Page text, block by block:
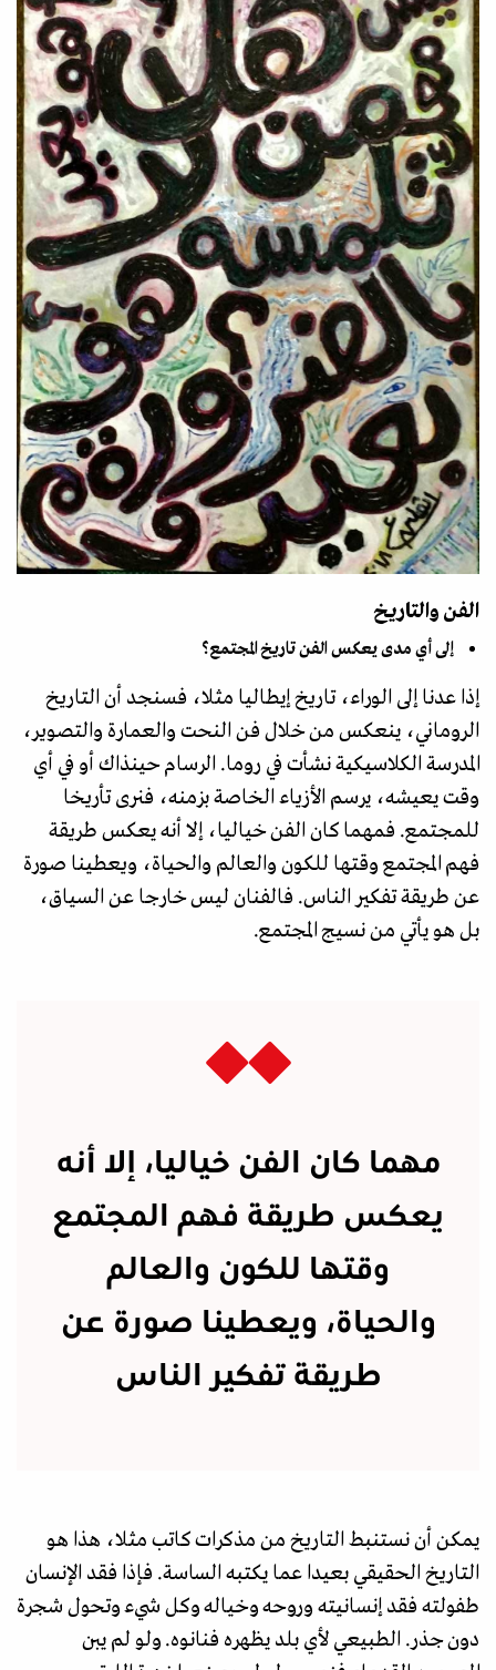
الفن والتاريخ
إلى أي مدى يعكس الفن تاريخ المجتمع؟
إذا عدنا إلى الوراء، تاريخ إيطاليا مثلا، فسنجد أن التاريخ
الروماني، ينعكس من خلال فن النحت والعمارة والتصوير،
المدرسة الكلاسيكية نشأت في روما. الرسام حينذاك أو في أي
وقت يعيشه، يرسم الأزياء الخاصة بزمنه، فنرى تأريخا
للمجتمع. فمهما كان الفن خياليا، إلا أنه يعكس طريقة
فهم المجتمع وقتها للكون والعالم والحياة، ويعطينا صورة
عن طريقة تفكير الناس. فالفنان ليس خارجا عن السياق،
بل هو يأتي من نسيج المجتمع.
مهما كان الفن خياليا، إلا أنه
يعكس طريقة فهم المجتمع
وقتها للكون والعالم
والحياة، ويعطينا صورة عن
طريقة تفكير الناس
يمكن أن نستنبط التاريخ من مذكرات كاتب مثلا، هذا هو
التاريخ الحقيقي بعيدا عما يكتبه الساسة. فإذا فقد الإنسان
طفولته فقد إنسانيته وروحه وخياله وكل شيء وتحول شجرة
دون جذر. الطبيعي لأي بلد يظهره فنانوه. ولو لم يبن